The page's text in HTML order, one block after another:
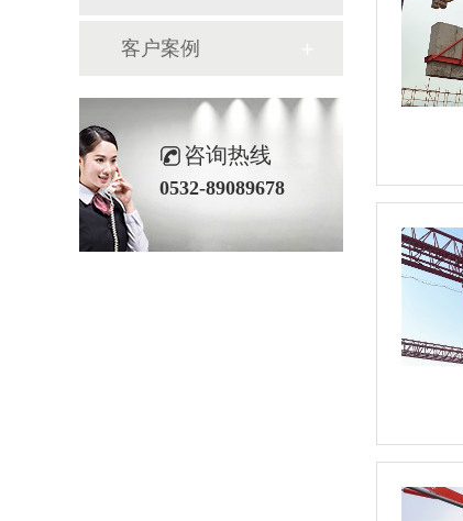
客户案例
咨询热线
0532-89089678